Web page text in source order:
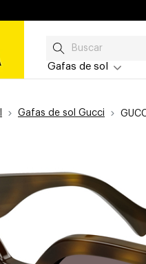
Gafas de sol
Gafas de sol Gucci